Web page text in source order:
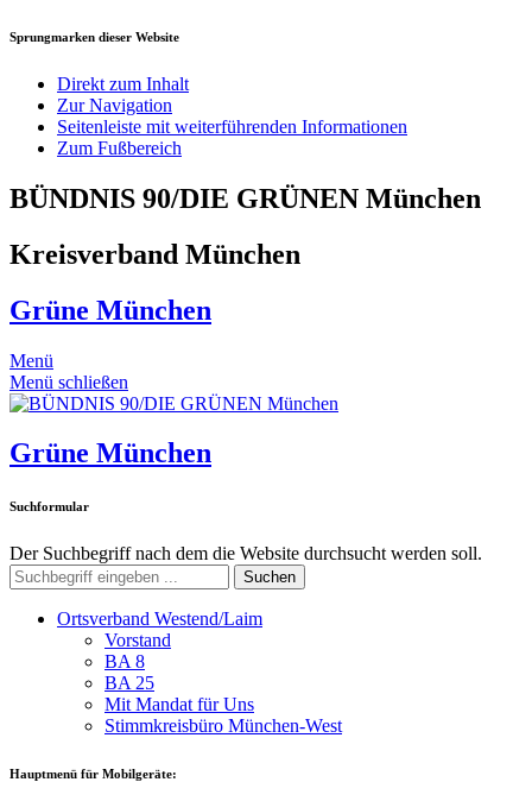
Sprungmarken dieser Website
Direkt zum Inhalt
Zur Navigation
Seitenleiste mit weiterführenden Informationen
Zum Fußbereich
BÜNDNIS 90/DIE GRÜNEN München
Kreisverband München
Grüne München
Menü
Menü schließen
Grüne München
Suchformular
Der Suchbegriff nach dem die Website durchsucht werden soll.
Suchen
Ortsverband Westend/Laim
Vorstand
BA 8
BA 25
Mit Mandat für Uns
Stimmkreisbüro München-West
Hauptmenü für Mobilgeräte: